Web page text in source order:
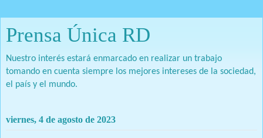
Prensa Única RD
Nuestro interés estará enmarcado en realizar un trabajo
tomando en cuenta siempre los mejores intereses de la sociedad,
el país y el mundo.
viernes, 4 de agosto de 2023